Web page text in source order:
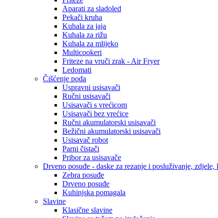
Aparati za sladoled
Pekači kruha
Kuhala za jaja
Kuhala za rižu
Kuhala za mlijeko
Multicookeri
Friteze na vruči zrak - Air Fryer
Ledomati
Čišćenje poda
Uspravni usisavači
Ručni usisavači
Usisavači s vrećicom
Usisavači bez vrećice
Ručni akumulatorski usisavači
Bežični akumulatorski usisavači
Usisavač robot
Parni čistači
Pribor za usisavače
Drveno posuđe - daske za rezanje i posluživanje,
Zebra posuđe
Drveno posuđe
Kuhinjska pomagala
Slavine
Klasične slavine